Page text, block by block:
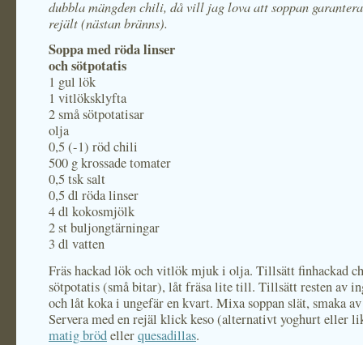
dubbla mängden chili, då vill jag lova att soppan
rejält (nästan bränns).
Soppa med röda linser
och sötpotatis
1 gul lök
1 vitlöksklyfta
2 små sötpotatisar
olja
0,5 (-1) röd chili
500 g krossade tomater
0,5 tsk salt
0,5 dl röda linser
4 dl kokosmjölk
2 st buljongtärningar
3 dl vatten
Fräs hackad lök och vitlök mjuk i olja. Tillsätt finhackad
sötpotatis (små bitar), låt fräsa lite till. Tillsätt resten av
och låt koka i ungefär en kvart. Mixa soppan slät, smaka
Servera med en rejäl klick keso (alternativt yoghurt eller
matig brödellerquesadillas.